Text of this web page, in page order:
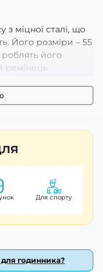
міцної сталі, що
Його розміри – 55
його
ремінець
зручність
оснащені
в крові
з
на Android
Для спорту
для годинника?